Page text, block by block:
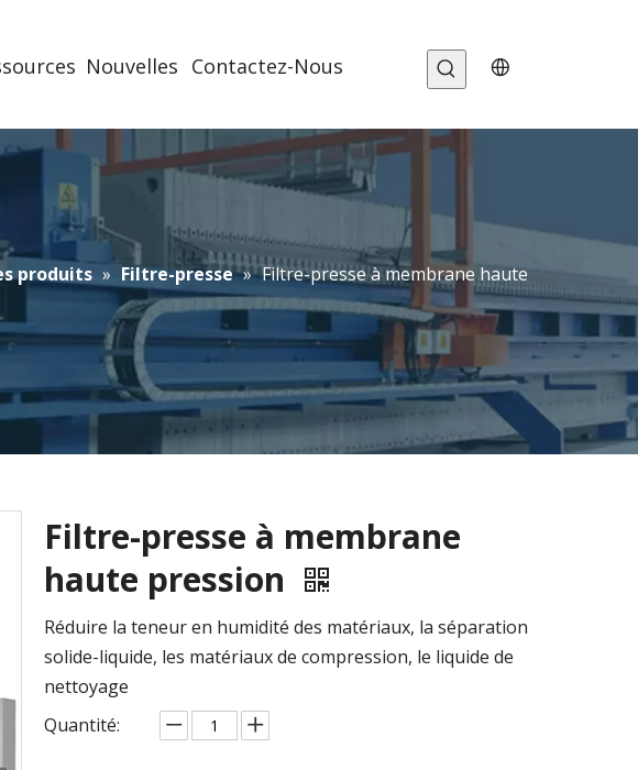
Nouvelles Contactez-Nous
produits » Filtre-presse » Filtre-presse à membrane haute
Filtre-presse à membrane
haute pression
Réduire la teneur en humidité des matériaux, la séparation
solide-liquide, les matériaux de compression, le liquide de
nettoyage
Quantité: